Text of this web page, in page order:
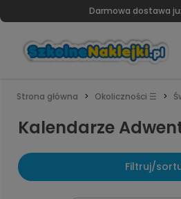
Darmowa dostawa
Strona główna Okoliczności ☰
Kalendarze
Filtruj/